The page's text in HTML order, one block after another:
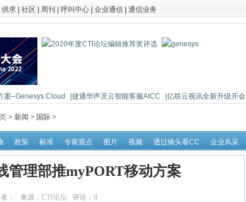
供求 社区 周刊 呼叫中心 企业通信 通信业务
案–Genesys Cloud |捷通华声灵云智能客服AICC
|亿联云视讯全新升级开
> 新闻 > 国际 >
政策 标准 专家观点 图片 视频 透过镜头看CC 企业风采
管理部推myPORT移动方案
： 来源： CTI论坛 评论： 0